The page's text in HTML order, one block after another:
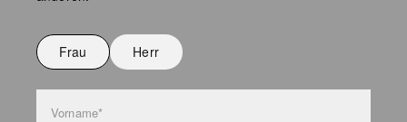
Nicht waschen
Frau Herr
Vorname*